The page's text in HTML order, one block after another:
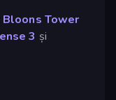
Bloons Tower
3 și